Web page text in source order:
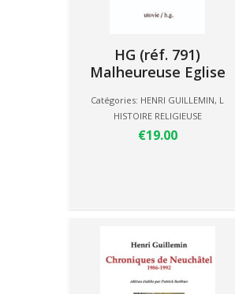
HG (réf. 791)
Malheureuse Eglise
Catégories: HENRI GUILLEMIN, L
HISTOIRE RELIGIEUSE
€19.00